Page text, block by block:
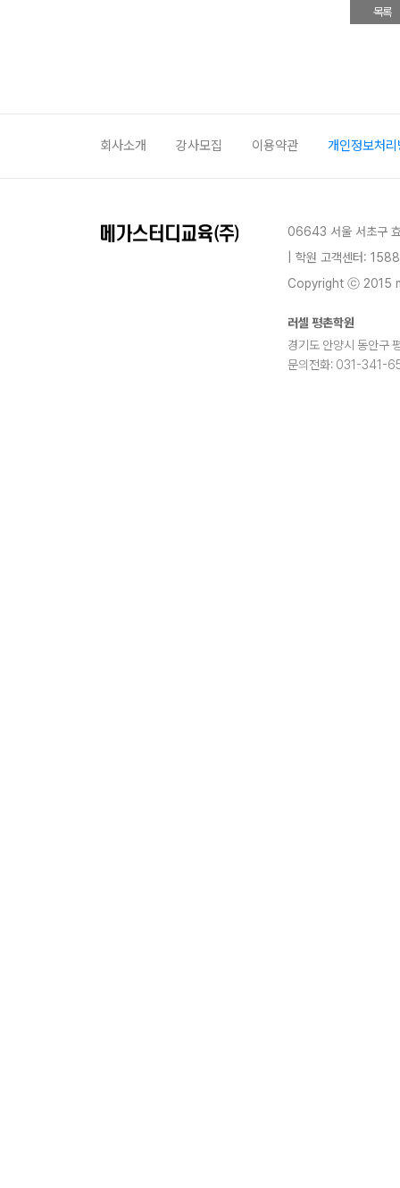
목록
회사소개 강사모집 이용약관 개인정보처
06643 서울 서초구
| 학원 고객센터:
Copyright ⓒ 2015
러셀 평촌학원
경기도 안양시 동안구
문의전화: 031-341-